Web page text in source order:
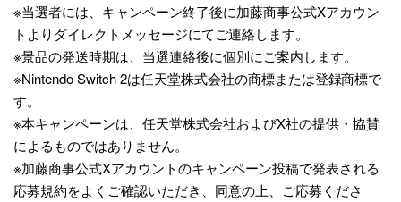
※当選者には、キャンペーン終了後に加藤商事公式Xアカウン
トよりダイレクトメッセージにてご連絡します。
※景品の発送時期は、当選連絡後に個別にご案内します。
※Nintendo Switch 2は任天堂株式会社の商標または登録商標で
す。
※本キャンペーンは、任天堂株式会社およびX社の提供・協賛
によるものではありません。
※加藤商事公式Xアカウントのキャンペーン投稿で発表される
応募規約をよくご確認いただき、同意の上、ご応募くださ